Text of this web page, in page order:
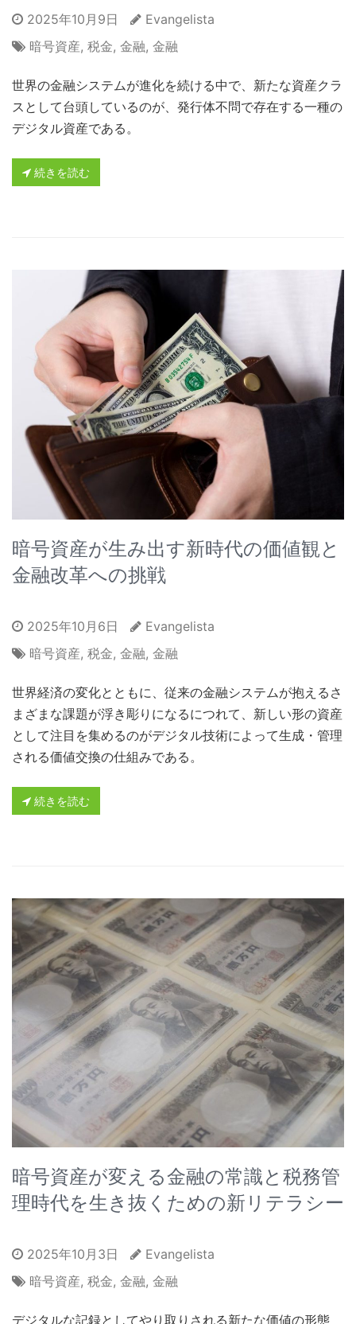
2025年10月9日
Evangelista
暗号資産, 税金, 金融, 金融
世界の金融システムが進化を続ける中で、新たな資産クラ
スとして台頭しているのが、発行体不問で存在する一種の
デジタル資産である。
続きを読む
暗号資産が生み出す新時代の価値観と
金融改革への挑戦
2025年10月6日
Evangelista
暗号資産, 税金, 金融, 金融
世界経済の変化とともに、従来の金融システムが抱えるさ
まざまな課題が浮き彫りになるにつれて、新しい形の資産
として注目を集めるのがデジタル技術によって生成・管理
される価値交換の仕組みである。
続きを読む
暗号資産が変える金融の常識と税務管
理時代を生き抜くための新リテラシー
2025年10月3日
Evangelista
暗号資産, 税金, 金融, 金融
デジタルな記録としてやり取りされる新たな価値の形態